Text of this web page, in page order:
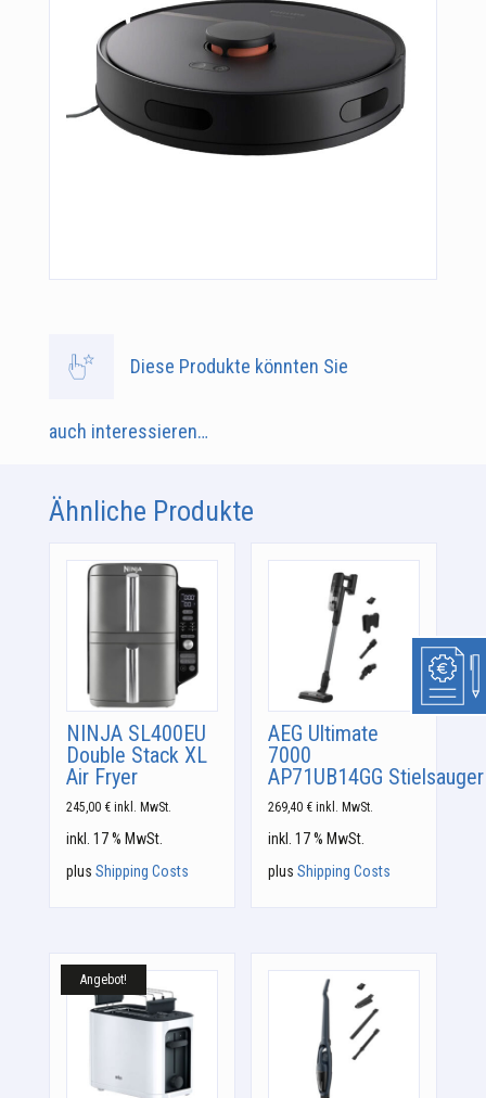
Diese Produkte könnten Sie
auch interessieren…
Ähnliche Produkte
NINJA SL400EU
Double Stack XL
Air Fryer
245,00 € inkl. MwSt.
inkl. 17 % MwSt.
plus Shipping Costs
AEG Ultimate
7000
AP71UB14GG Stielsauger
269,40 € inkl. MwSt.
inkl. 17 % MwSt.
plusShipping Costs
Angebot!